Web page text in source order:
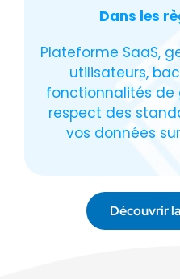
Dans les
Plateforme SaaS,
utilisateurs,
fonctionnalités de
respect des
vos données
Découvrir